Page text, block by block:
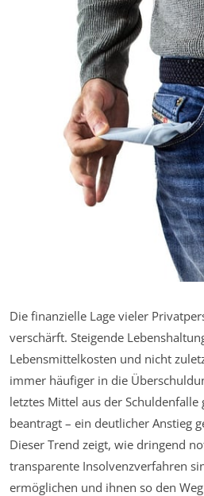
Die finanzielle Lage vieler
verschärft. Steigende
Lebensmittelkosten und nicht
immer häufiger in die
letztes Mittel aus der
beantragt – ein deutlicher Anstieg
Dieser Trend zeigt, wie dringend
transparente Insolvenzverfahren
ermöglichen und ihnen so den